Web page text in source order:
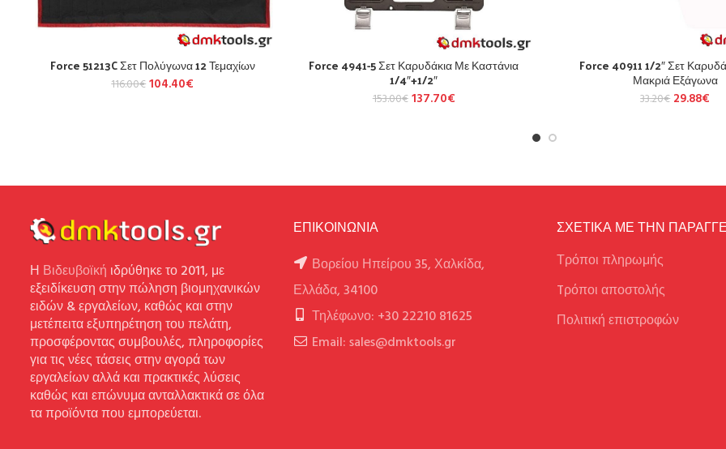
Force 51213C Σετ Πολύγωνα 12 Τεμαχίων
116.00€ 104.40€
Force 4941-5 Σετ Καρυδάκια Με Καστάνια
1/4″+1/2″
153.00€ 137.70€
Force 40911 1/2″ Σετ
Μακριά Εξάγωνα
33.20€ 29.88€
Η Βιδευβοϊκή ιδρύθηκε το 2011, με
εξειδίκευση στην πώληση βιομηχανικών
ειδών & εργαλείων, καθώς και στην
μετέπειτα εξυπηρέτηση του πελάτη,
προσφέροντας συμβουλές, πληροφορίες
για τις νέες τάσεις στην αγορά των
εργαλείων αλλά και πρακτικές λύσεις
καθώς και επώνυμα ανταλλακτικά σε όλα
τα προϊόντα που εμπορεύεται.
ΕΠΙΚΟΙΝΩΝΙΑ
Βορείου Ηπείρου 35, Χαλκίδα,
Ελλάδα, 34100
Τηλέφωνο: +30 22210 81625
Email: sales@dmktools.gr
ΣΧΕΤΙΚΑ ΜΕ ΤΗΝ
Τρόποι πληρωμής
Tρόποι αποστολής
Πολιτική επιστροφών